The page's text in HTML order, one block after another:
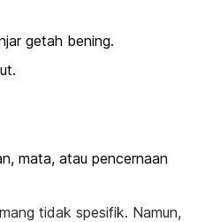
getah bening.
mata, atau pencernaan
tidak spesifik. Namun,